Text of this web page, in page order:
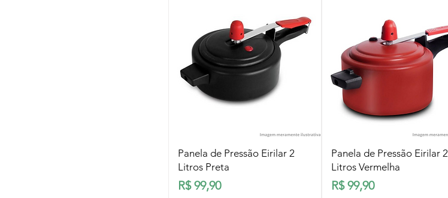
Visualização rápida
Panela de Pressão Eirilar 2
Litros Preta
Preço
R$ 99,90
Visualização rápida
Panela de Pressão Eirilar 2
Litros Vermelha
Preço
R$ 99,90